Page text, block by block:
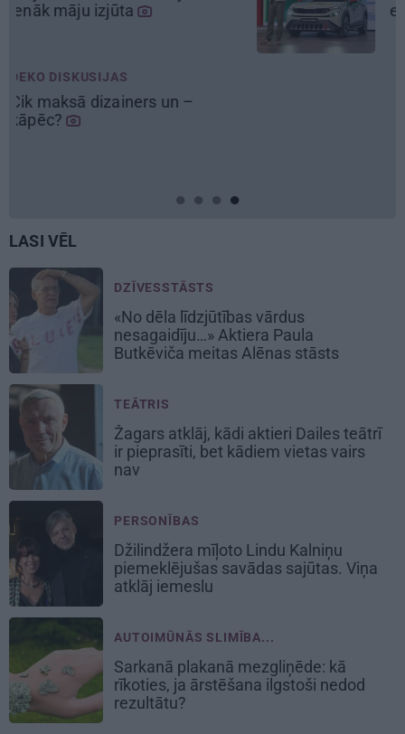
elektroauto
LASI VĒL
DZĪVESSTĀSTS
«No dēla līdzjūtības vārdus
nesagaidīju…» Aktiera Paula
Butkēviča meitas Alēnas stāsts
TEĀTRIS
Žagars atklāj, kādi aktieri Dailes teātrī
ir pieprasīti, bet kādiem vietas vairs
nav
PERSONĪBAS
Džilindžera mīļoto Lindu Kalniņu
piemeklējušas savādas sajūtas. Viņa
atklāj iemeslu
AUTOIMŪNĀS SLIMĪBA...
Sarkanā plakanā mezgliņēde: kā
rīkoties, ja ārstēšana ilgstoši nedod
rezultātu?